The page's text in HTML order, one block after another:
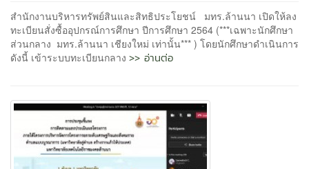
สำนักงานบริหารทรัพย์สินและสิทธิประโยชน์ มทร.ล้านนา เปิดให้ลง
ทะเบียนสั่งซื้ออุปกรณ์การศึกษา ปีการศึกษา 2564 (***เฉพาะนักศึกษา
ส่วนกลาง มทร.ล้านนา เชียงใหม่ เท่านั้น*** ) โดยนักศึกษาดำเนินการ
ดังนี้ เข้าระบบทะเบียนกลาง >> อ่านต่อ